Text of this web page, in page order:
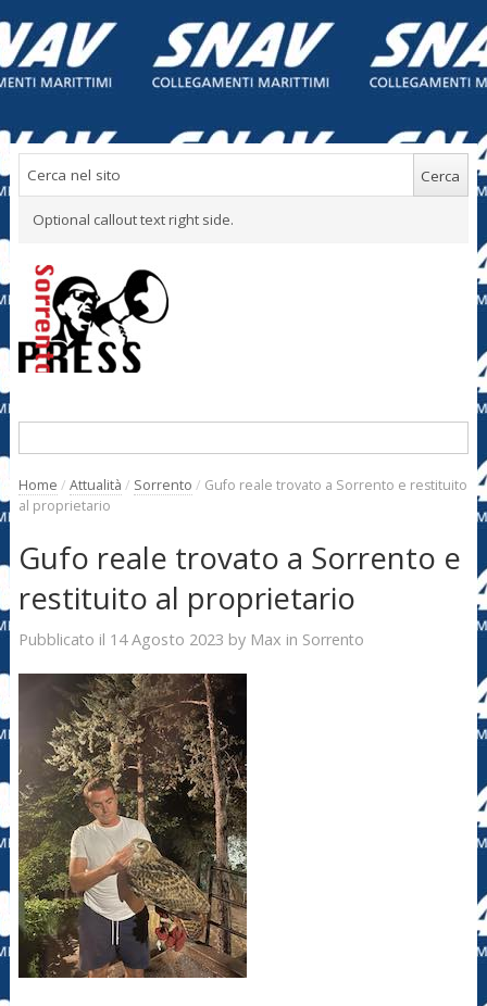
Optional callout text right side.
Home / Attualità / Sorrento / Gufo reale trovato a Sorrento e restituito
al proprietario
Gufo reale trovato a Sorrento e
restituito al proprietario
Pubblicato il 14 Agosto 2023 by Max in Sorrento